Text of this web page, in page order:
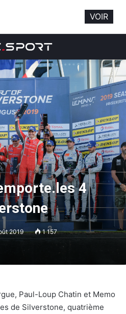
4
2019 1 157
Paul-Loup Chatin et Memo
de Silverstone, quatrième
VOIR